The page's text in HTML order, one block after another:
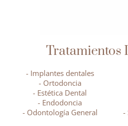
Tratamientos
- Implantes dentales
- Ortodoncia
- Estética Dental
- Endodoncia
- Odontología General
-